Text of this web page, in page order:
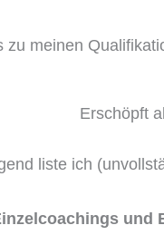
zu meinen
Erschöpft
liste ich
und